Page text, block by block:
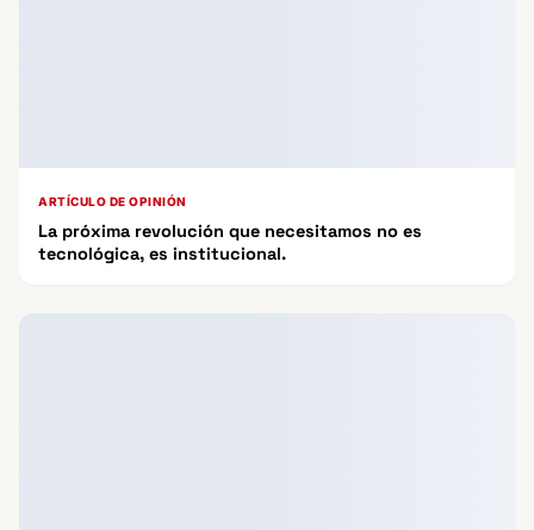
ARTÍCULO DE OPINIÓN
La próxima revolución que necesitamos no es
tecnológica, es institucional.